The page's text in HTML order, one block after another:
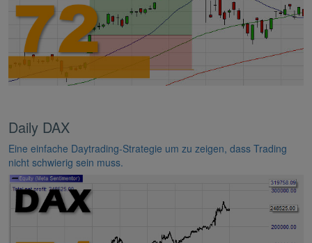
Daily DAX
Eine einfache Daytrading-Strategie um zu zeigen, dass Trading
nicht schwierig sein muss.